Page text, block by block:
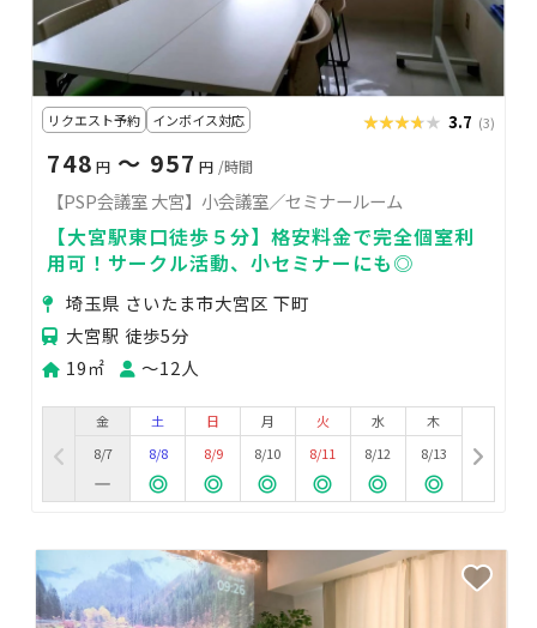
リクエスト予約 インボイス対応 ★★★★★
★★★★★ 3.7 (3)
748 円 〜 957 円 /時間
【PSP会議室 大宮】小会議室／セミナールーム
【大宮駅東口徒歩５分】格安料金で完全個室利
用可！サークル活動、小セミナーにも◎
埼玉県 さいたま市大宮区 下町
大宮駅 徒歩5分
19㎡
〜12人
金
8/7
土
8/8
日
8/9
月
8/10
火
8/11
水
8/12
木
8/13